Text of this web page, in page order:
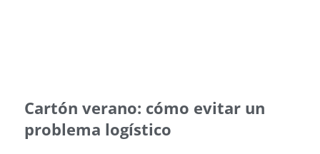
Cartón verano: cómo evitar un
problema logístico